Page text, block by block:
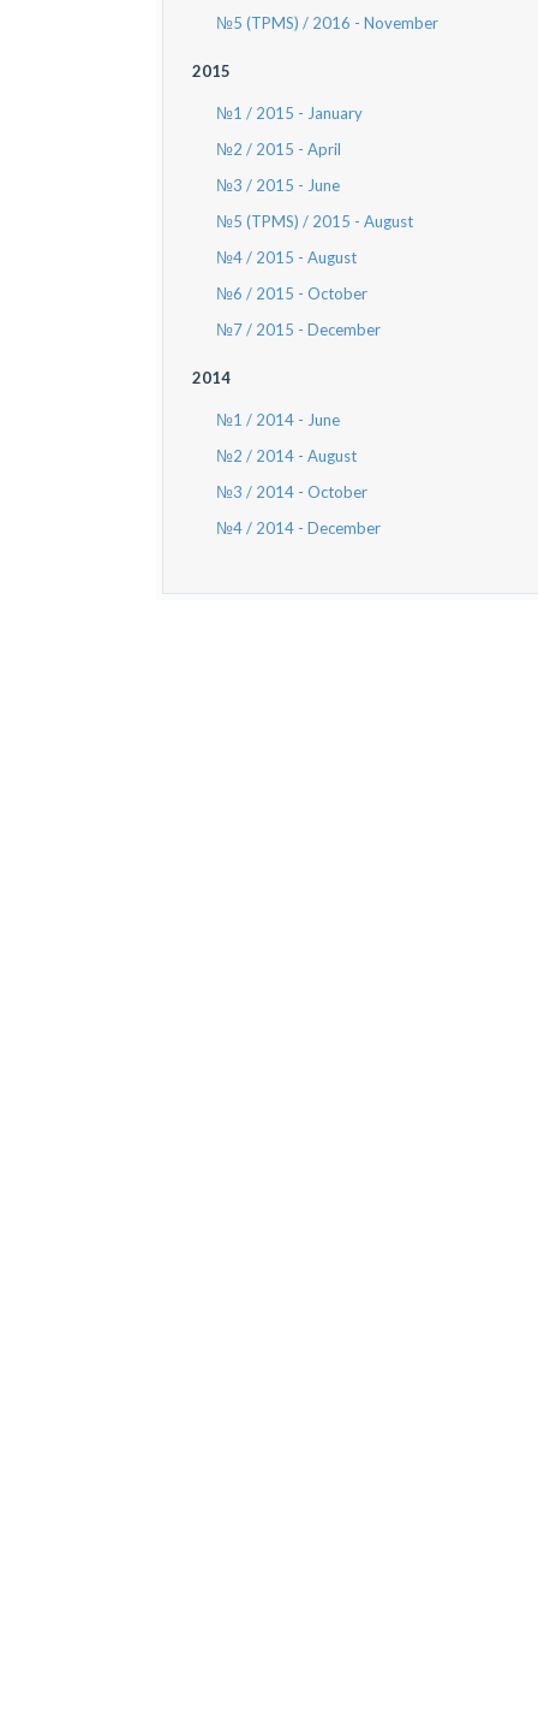
№5 (TPMS) / 2016 - November
2015
№1 / 2015 - January
№2 / 2015 - April
№3 / 2015 - June
№5 (TPMS) / 2015 - August
№4 / 2015 - August
№6 / 2015 - October
№7 / 2015 - December
2014
№1 / 2014 - June
№2 / 2014 - August
№3 / 2014 - October
№4 / 2014 - December